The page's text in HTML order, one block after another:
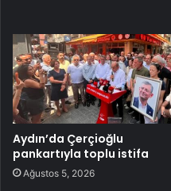
Aydın’da Çerçioğlu
pankartıyla toplu istifa
Ağustos 5, 2026